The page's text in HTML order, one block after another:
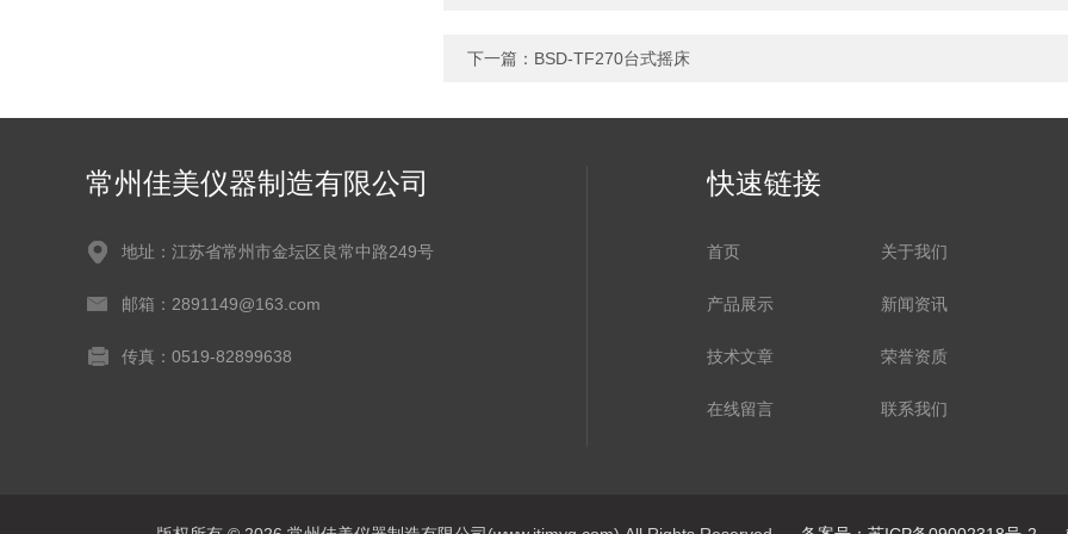
下一篇： BSD-TF270台式摇床
常州佳美仪器制造有限公司
地址：江苏省常州市金坛区良常中路249号
邮箱：2891149@163.com
传真：0519-82899638
快速链接
首页 关于我们
产品展示 新闻资讯
技术文章 荣誉资质
在线留言 联系我们